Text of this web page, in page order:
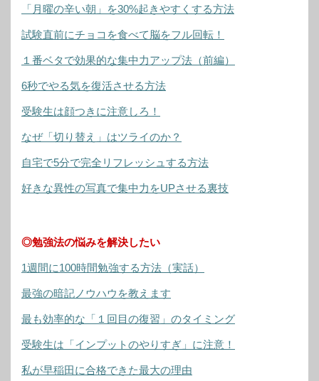
「月曜の辛い朝」を30%起きやすくする方法
試験直前にチョコを食べて脳をフル回転！
１番ベタで効果的な集中力アップ法（前編）
6秒でやる気を復活させる方法
受験生は顔つきに注意しろ！
なぜ「切り替え」はツライのか？
自宅で5分で完全リフレッシュする方法
好きな異性の写真で集中力をUPさせる裏技
◎勉強法の悩みを解決したい
1週間に100時間勉強する方法（実話）
最強の暗記ノウハウを教えます
最も効率的な「１回目の復習」のタイミング
受験生は「インプットのやりすぎ」に注意！
私が早稲田に合格できた最大の理由